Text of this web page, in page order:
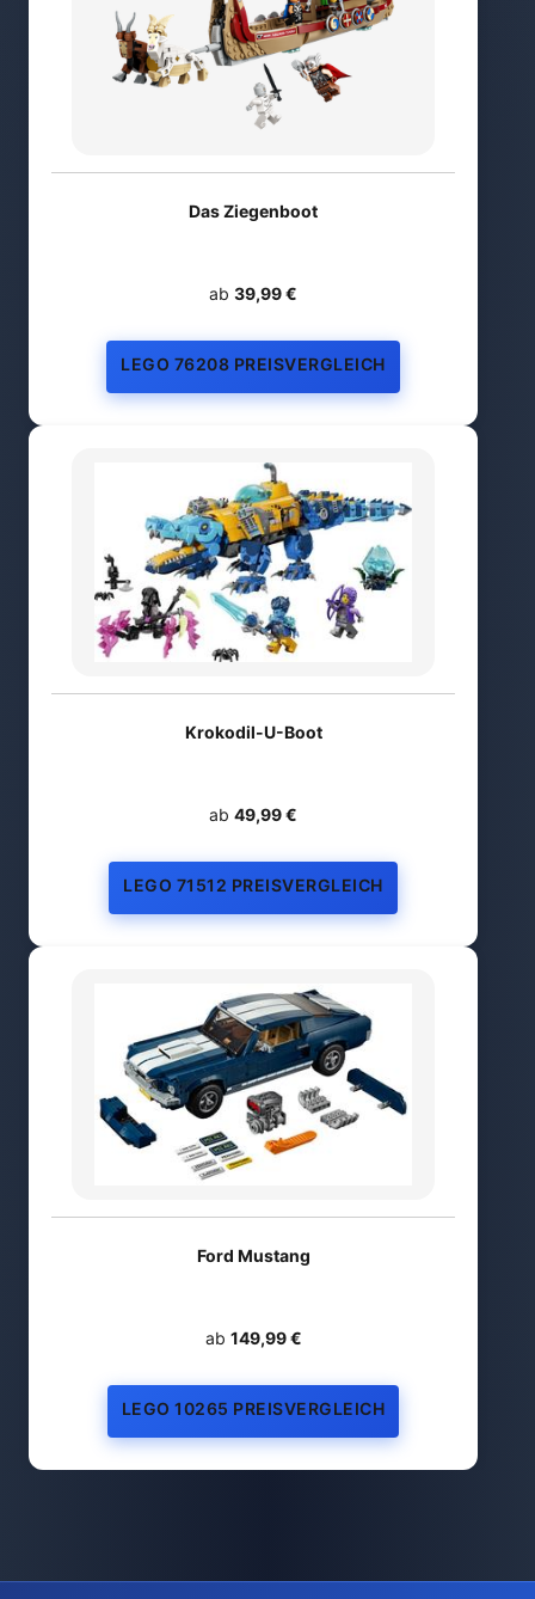
Das Ziegenboot
ab 39,99 €
LEGO 76208 PREISVERGLEICH
Krokodil-U-Boot
ab 49,99 €
LEGO 71512 PREISVERGLEICH
Ford Mustang
ab 149,99 €
LEGO 10265 PREISVERGLEICH